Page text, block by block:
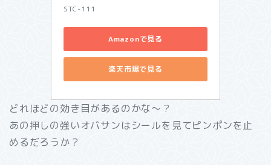
STC-111
Amazonで見る
楽天市場で見る
どれほどの効き目があるのかな～？
あの押しの強いオバサンはシールを見てピンポンを止
めるだろうか？